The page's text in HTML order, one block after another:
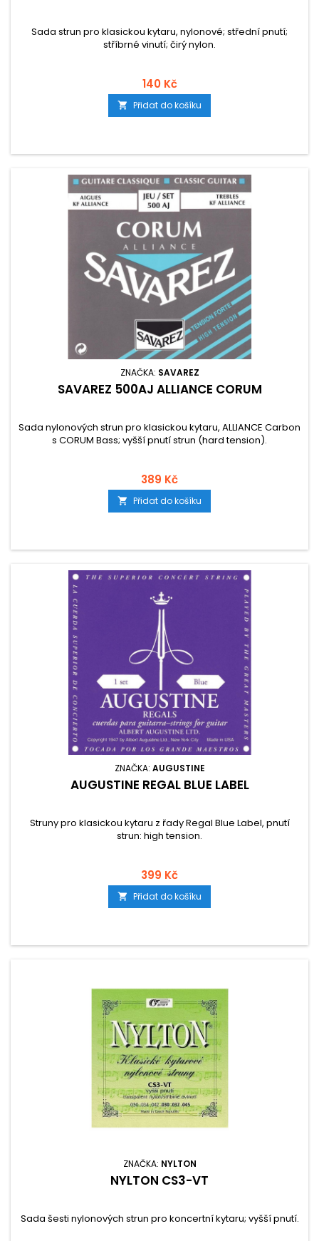
Sada strun pro klasickou kytaru, nylonové; střední pnutí;
stříbrné vinutí; čirý nylon.
140 Kč
 Přidat do košíku
ZNAČKA: SAVAREZ
SAVAREZ 500AJ ALLIANCE CORUM
Sada nylonových strun pro klasickou kytaru, ALLIANCE Carbon
s CORUM Bass; vyšší pnutí strun (hard tension).
389 Kč
 Přidat do košíku
ZNAČKA: AUGUSTINE
AUGUSTINE REGAL BLUE LABEL
Struny pro klasickou kytaru z řady Regal Blue Label, pnutí
strun: high tension.
399 Kč
 Přidat do košíku
ZNAČKA: NYLTON
NYLTON CS3-VT
Sada šesti nylonových strun pro koncertní kytaru; vyšší pnutí.